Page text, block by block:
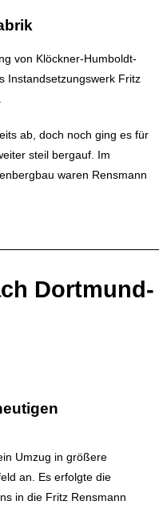
von Klöckner-Humboldt-
Instandsetzungswerk Fritz
ab, doch noch ging es für
steil bergauf. Im
waren Rensmann
Dortmund-
Umzug in größere
an. Es erfolgte die
in die Fritz Rensmann